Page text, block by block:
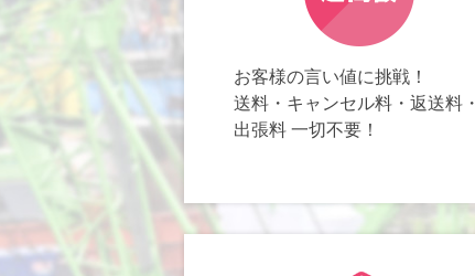
お客様の言い値に挑戦！
送料・キャンセル料・返送料・
出張料 一切不要！